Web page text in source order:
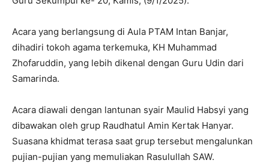
Acara yang berlangsung di Aula PTAM Intan Banjar,
dihadiri tokoh agama terkemuka, KH Muhammad
Zhofaruddin, yang lebih dikenal dengan Guru Udin dari
Samarinda.
Acara diawali dengan lantunan syair Maulid Habsyi yang
dibawakan oleh grup Raudhatul Amin Kertak Hanyar.
Suasana khidmat terasa saat grup tersebut mengalunkan
pujian-pujian yang memuliakan Rasulullah SAW.